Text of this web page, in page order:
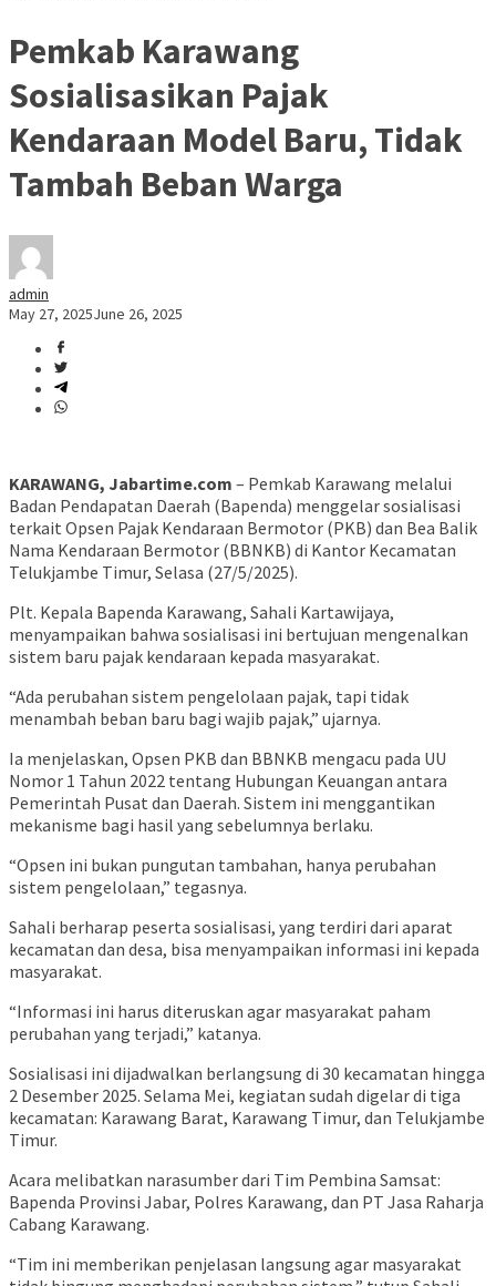
Pemkab Karawang
Sosialisasikan Pajak
Kendaraan Model Baru, Tidak
Tambah Beban Warga
admin
May 27, 2025June 26, 2025
KARAWANG, Jabartime.com – Pemkab Karawang melalui
Badan Pendapatan Daerah (Bapenda) menggelar sosialisasi
terkait Opsen Pajak Kendaraan Bermotor (PKB) dan Bea Balik
Nama Kendaraan Bermotor (BBNKB) di Kantor Kecamatan
Telukjambe Timur, Selasa (27/5/2025).
Plt. Kepala Bapenda Karawang, Sahali Kartawijaya,
menyampaikan bahwa sosialisasi ini bertujuan mengenalkan
sistem baru pajak kendaraan kepada masyarakat.
“Ada perubahan sistem pengelolaan pajak, tapi tidak
menambah beban baru bagi wajib pajak,” ujarnya.
Ia menjelaskan, Opsen PKB dan BBNKB mengacu pada UU
Nomor 1 Tahun 2022 tentang Hubungan Keuangan antara
Pemerintah Pusat dan Daerah. Sistem ini menggantikan
mekanisme bagi hasil yang sebelumnya berlaku.
“Opsen ini bukan pungutan tambahan, hanya perubahan
sistem pengelolaan,” tegasnya.
Sahali berharap peserta sosialisasi, yang terdiri dari aparat
kecamatan dan desa, bisa menyampaikan informasi ini kepada
masyarakat.
“Informasi ini harus diteruskan agar masyarakat paham
perubahan yang terjadi,” katanya.
Sosialisasi ini dijadwalkan berlangsung di 30 kecamatan hingga
2 Desember 2025. Selama Mei, kegiatan sudah digelar di tiga
kecamatan: Karawang Barat, Karawang Timur, dan Telukjambe
Timur.
Acara melibatkan narasumber dari Tim Pembina Samsat:
Bapenda Provinsi Jabar, Polres Karawang, dan PT Jasa Raharja
Cabang Karawang.
“Tim ini memberikan penjelasan langsung agar masyarakat